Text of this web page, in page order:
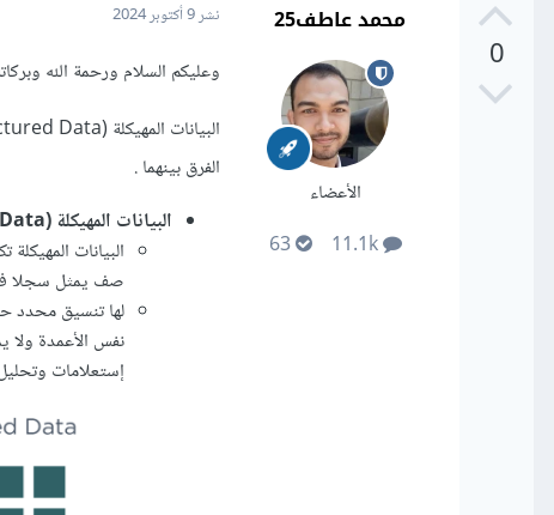
0
محمد عاطف25
الأعضاء
11.1k
63
نشر9 أكتوبر 2024
وعليكم السلام ورحمة الله
الفرق بينهما .
البيانات المهيكلة (Structured Data):
صف يمثل سجلا في
لها تنسيق محدد
نفس الأعمدة
إستعلامات